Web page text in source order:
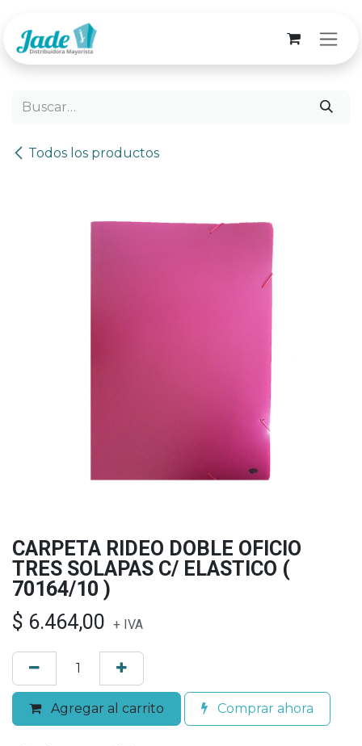
Todos los productos
CARPETA RIDEO DOBLE OFICIO
TRES SOLAPAS C/ ELASTICO (
70164/10 )
$ 6.464,00 + IVA
Agregar al carrito Comprar ahora